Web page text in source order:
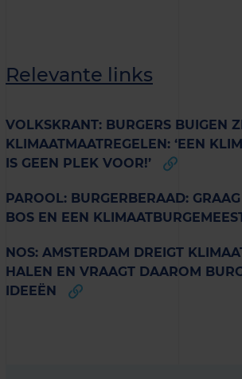
Relevante links
VOLKSKRANT: BURGERS BUIGEN
KLIMAATMAATREGELEN: ‘EEN
IS GEEN PLEK VOOR!’
PAROOL: BURGERBERAAD:
BOS EN EEN
NOS: AMSTERDAM DREIGT
HALEN EN VRAAGT DAAROM
IDEEËN